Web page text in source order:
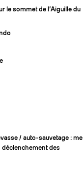
le sommet de l’Aiguille du
/ auto-sauvetage : me
déclenchement des